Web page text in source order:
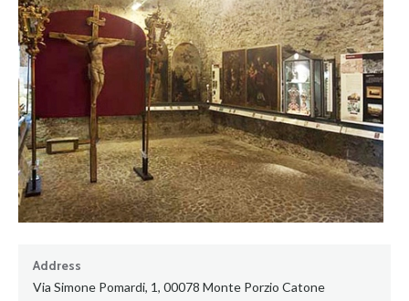
Address
Via Simone Pomardi, 1, 00078 Monte Porzio Catone